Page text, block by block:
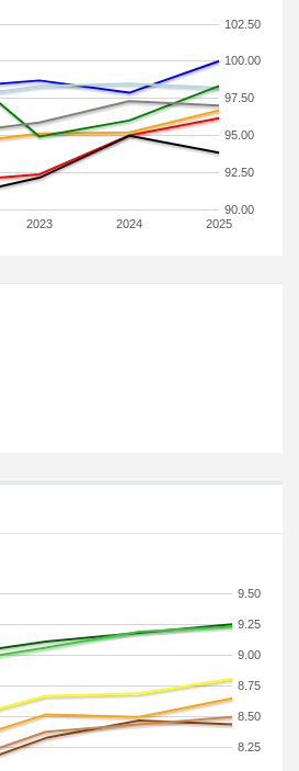
2023 2024 2025
90.00
92.50
95.00
97.50
100.00
102.50
8.25
8.50
8.75
9.00
9.25
9.50